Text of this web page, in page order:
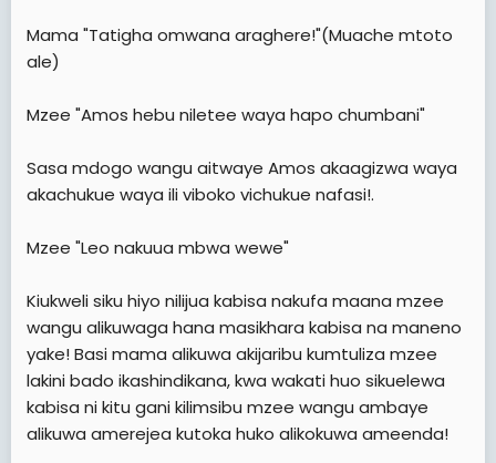
Mama "Tatigha omwana araghere!"(Muache mtoto
ale)
Mzee "Amos hebu niletee waya hapo chumbani"
Sasa mdogo wangu aitwaye Amos akaagizwa waya
akachukue waya ili viboko vichukue nafasi!.
Mzee "Leo nakuua mbwa wewe"
Kiukweli siku hiyo nilijua kabisa nakufa maana mzee
wangu alikuwaga hana masikhara kabisa na maneno
yake! Basi mama alikuwa akijaribu kumtuliza mzee
lakini bado ikashindikana, kwa wakati huo sikuelewa
kabisa ni kitu gani kilimsibu mzee wangu ambaye
alikuwa amerejea kutoka huko alikokuwa ameenda!